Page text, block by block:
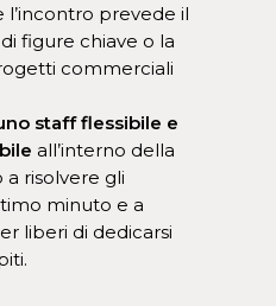
prevede il
figure chiave o la
commerciali
staff flessibile e
all’interno della
risolvere gli
minuto e a
liberi di dedicarsi